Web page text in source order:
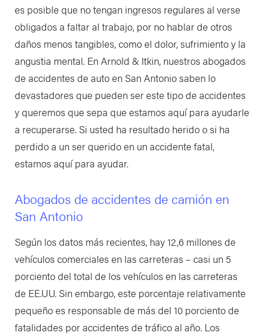
es posible que no tengan ingresos regulares al verse
obligados a faltar al trabajo, por no hablar de otros
daños menos tangibles, como el dolor, sufrimiento y la
angustia mental. En Arnold & Itkin, nuestros abogados
de accidentes de auto en San Antonio saben lo
devastadores que pueden ser este tipo de accidentes
y queremos que sepa que estamos aquí para ayudarle
a recuperarse. Si usted ha resultado herido o si ha
perdido a un ser querido en un accidente fatal,
estamos aquí para ayudar.
Abogados de accidentes de camión en
San Antonio
Según los datos más recientes, hay 12,6 millones de
vehículos comerciales en las carreteras – casi un 5
porciento del total de los vehículos en las carreteras
de EE.UU. Sin embargo, este porcentaje relativamente
pequeño es responsable de más del 10 porciento de
fatalidades por accidentes de tráfico al año. Los